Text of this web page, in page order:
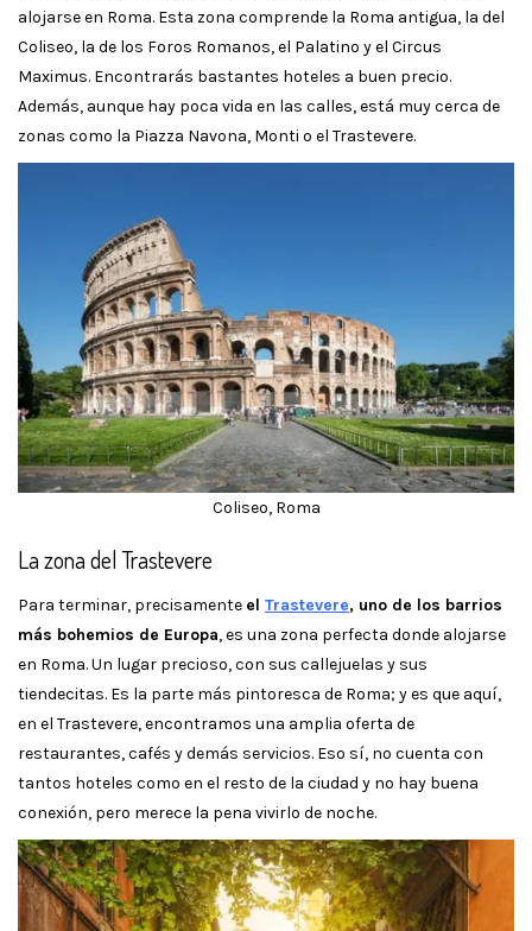
alojarse en Roma. Esta zona comprende la Roma antigua, la del
Coliseo, la de los Foros Romanos, el Palatino y el Circus
Maximus. Encontrarás bastantes hoteles a buen precio.
Además, aunque hay poca vida en las calles, está muy cerca de
zonas como la Piazza Navona, Monti o el Trastevere.
Coliseo, Roma
La zona del Trastevere
Para terminar, precisamente el Trastevere, uno de los barrios
más bohemios de Europa, es una zona perfecta donde alojarse
en Roma. Un lugar precioso, con sus callejuelas y sus
tiendecitas. Es la parte más pintoresca de Roma; y es que aquí,
en el Trastevere, encontramos una amplia oferta de
restaurantes, cafés y demás servicios. Eso sí, no cuenta con
tantos hoteles como en el resto de la ciudad y no hay buena
conexión, pero merece la pena vivirlo de noche.